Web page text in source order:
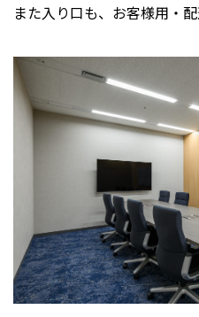
また入り口も、お客様用・